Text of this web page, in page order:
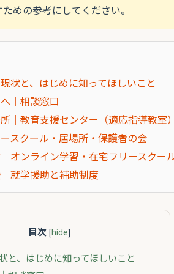
めの参考にしてください。
状と、はじめに知ってほしいこと
｜相談窓口
｜教育支援センター（適応指導教室
スクール・居場所・保護者の会
オンライン学習・在宅フリースクー
就学援助と補助制度
目次 [hide]
と、はじめに知ってほしいこと